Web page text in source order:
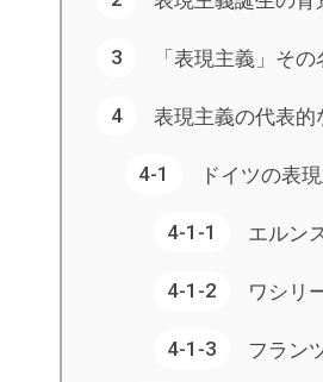
「表現主義」そ
表現主義の代表的
ドイツの表
エルン
ワシリ
フラン